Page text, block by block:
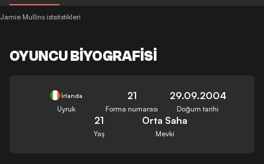
Jamie Mullins istatistikleri
OYUNCU BIYOGRAFISI
İrlanda
Uyruk
21
Forma numarası
29.09.2004
Doğum tarihi
21
Yaş
Orta Saha
Mevki